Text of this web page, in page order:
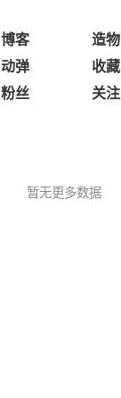
博客
造物
动弹
收藏
粉丝 关注
暂无更多数据